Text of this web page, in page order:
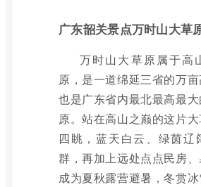
广东韶关景点万时山大草
万时山大草原属于高
原，是一道绵延三省的万亩
也是广东省内最北最高最
原。站在高山之巅的这片
四眺，蓝天白云、绿茵辽
群，再加上远处点点民房、
成为夏秋露营避暑，冬赏